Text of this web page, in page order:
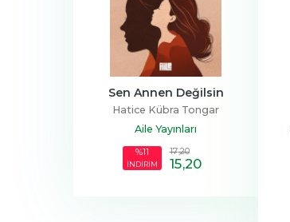
Sen Annen Değilsin
Hatice Kübra Tongar
Aile Yayınları
%11
İNDİRİM
17,20
15,20